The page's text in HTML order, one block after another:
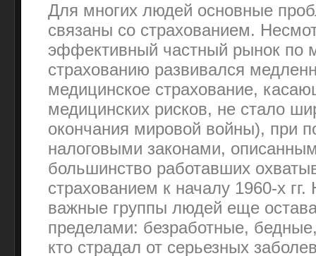
Для многих людей основные
связаны со страхованием.
эффективный частный рынок по
страхованию развивался
медицинское страхование,
медицинских рисков, не стало
окончания мировой войны), при
налоговыми законами,
большинство работавших
страхованием к началу 1960-х
важные группы людей еще
пределами: безработные,
кто страдал от серьезных